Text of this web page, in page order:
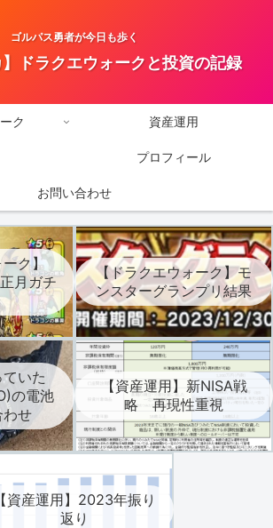
ゴルパス勇者が今日も歩く
】ドラクエウォークと投資の記録
ク 資産運用
プロフィール
お問い合わせ
ク】
月ガチ
【ドラクエウォーク】モ
ンスターグランプリ結果
ていた
の電池
わせ
【資産運用】新NISA戦
略 再現性重視
【資産運用】2023年振り
返り